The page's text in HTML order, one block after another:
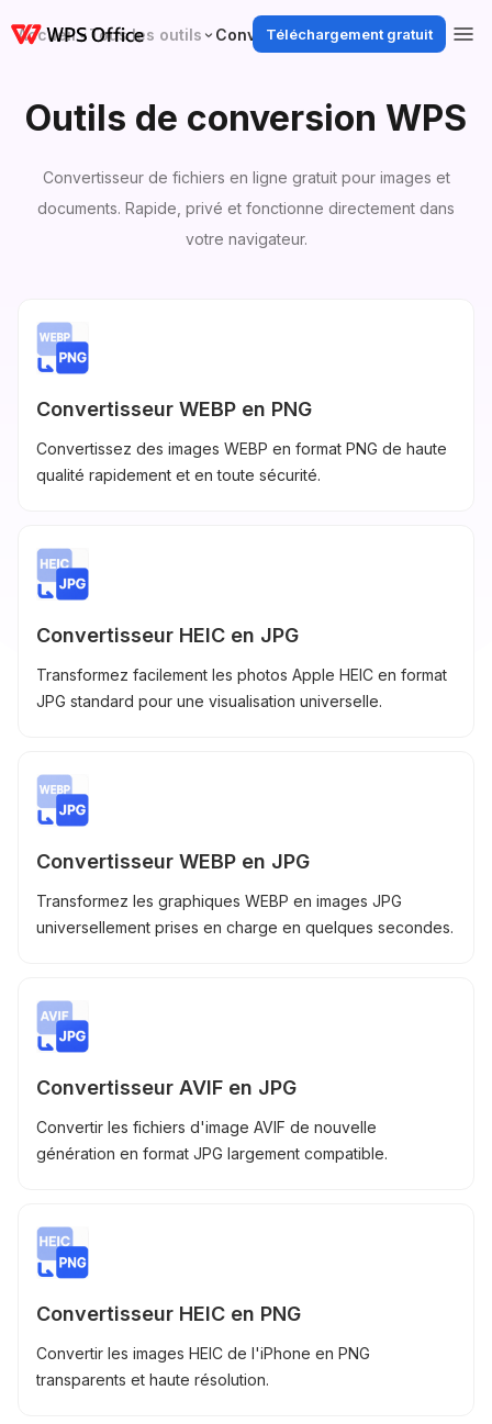
Téléchargement gratuit
Accueil Tous les outils Convertir les outils
Outils de conversion WPS
Convertisseur de fichiers en ligne gratuit pour images et
documents. Rapide, privé et fonctionne directement dans
votre navigateur.
Convertisseur WEBP en PNG
Convertissez des images WEBP en format PNG de haute
qualité rapidement et en toute sécurité.
Convertisseur HEIC en JPG
Transformez facilement les photos Apple HEIC en format
JPG standard pour une visualisation universelle.
Convertisseur WEBP en JPG
Transformez les graphiques WEBP en images JPG
universellement prises en charge en quelques secondes.
Convertisseur AVIF en JPG
Convertir les fichiers d'image AVIF de nouvelle
génération en format JPG largement compatible.
Convertisseur HEIC en PNG
Convertir les images HEIC de l'iPhone en PNG
transparents et haute résolution.